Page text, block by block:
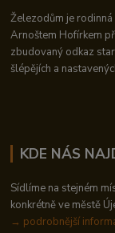
Železodům je
Arnoštem Hofírkem
zbudovaný odkaz
šlépějích a
KDE NÁS
Sídlíme na stejném
konkrétně ve městě
→ podrobnější